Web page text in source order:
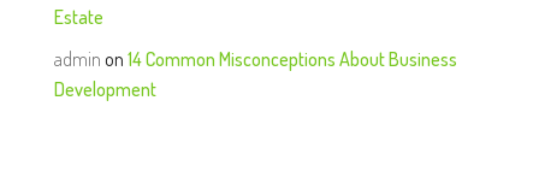
Estate
admin on 14 Common Misconceptions About Business
Development